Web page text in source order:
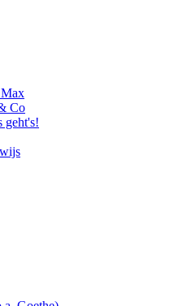
Co
geht's!